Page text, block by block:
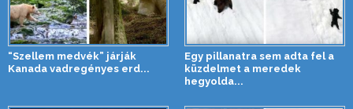
“Szellem medvék” járják
Kanada vadregényes erd...
Egy pillanatra sem adta fel a
küzdelmet a meredek
hegyolda...